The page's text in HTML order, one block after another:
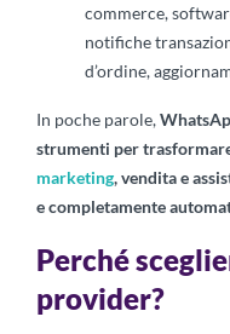
commerce,
notifiche
d’ordine,
In poche parole,
strumenti per
marketing, vendita e
e completamente
Perché
provider?